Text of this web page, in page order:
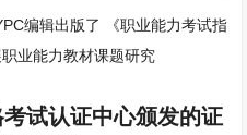
编辑出版了 《职业能力考试指
业能力教材课题研究
试认证中心颁发的证